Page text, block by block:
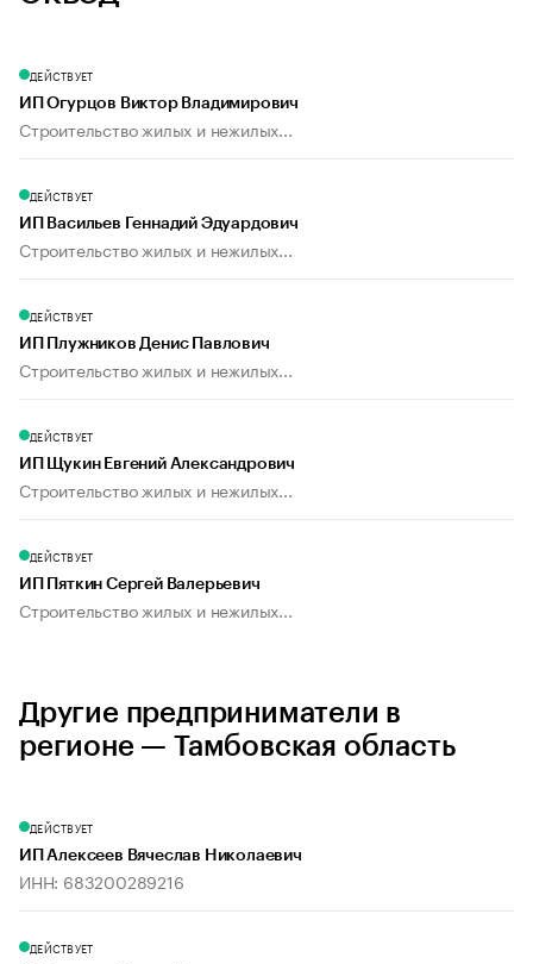
ДЕЙСТВУЕТ
ИП Огурцов Виктор Владимирович
Строительство жилых и нежилых...
ДЕЙСТВУЕТ
ИП Васильев Геннадий Эдуардович
Строительство жилых и нежилых...
ДЕЙСТВУЕТ
ИП Плужников Денис Павлович
Строительство жилых и нежилых...
ДЕЙСТВУЕТ
ИП Щукин Евгений Александрович
Строительство жилых и нежилых...
ДЕЙСТВУЕТ
ИП Пяткин Сергей Валерьевич
Строительство жилых и нежилых...
Другие предприниматели в
регионе — Тамбовская область
ДЕЙСТВУЕТ
ИП Алексеев Вячеслав Николаевич
ИНН: 683200289216
ДЕЙСТВУЕТ